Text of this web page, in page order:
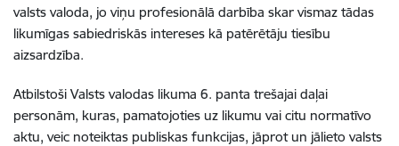
valsts valoda, jo viņu profesionālā darbība skar vismaz tādas
likumīgas sabiedriskās intereses kā patērētāju tiesību
aizsardzība.
Atbilstoši Valsts valodas likuma 6. panta trešajai daļai
personām, kuras, pamatojoties uz likumu vai citu normatīvo
aktu, veic noteiktas publiskas funkcijas, jāprot un jālieto valsts